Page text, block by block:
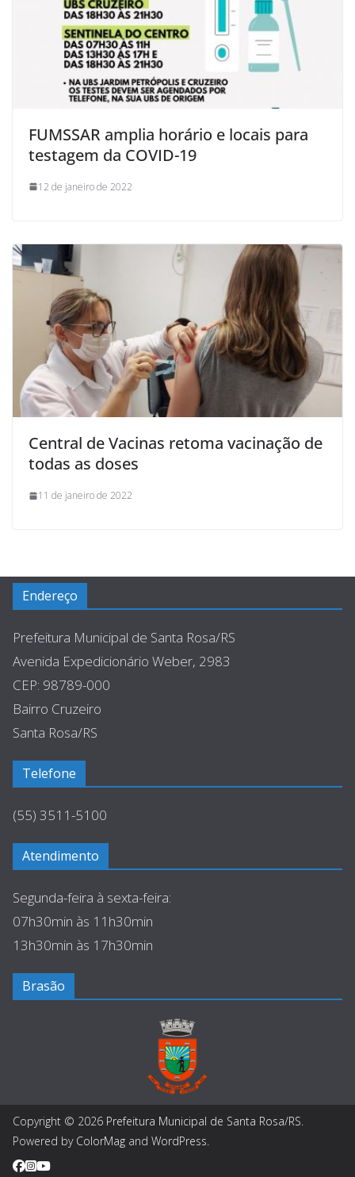
FUMSSAR amplia horário e locais para
testagem da COVID-19
12 de janeiro de 2022
Central de Vacinas retoma vacinação de
todas as doses
11 de janeiro de 2022
Endereço
Prefeitura Municipal de Santa Rosa/RS
Avenida Expedicionário Weber, 2983
CEP: 98789-000
Bairro Cruzeiro
Santa Rosa/RS
Telefone
(55) 3511-5100
Atendimento
Segunda-feira à sexta-feira:
07h30min às 11h30min
13h30min às 17h30min
Brasão
Copyright © 2026 Prefeitura Municipal de Santa Rosa/RS.
Powered by ColorMag and WordPress.